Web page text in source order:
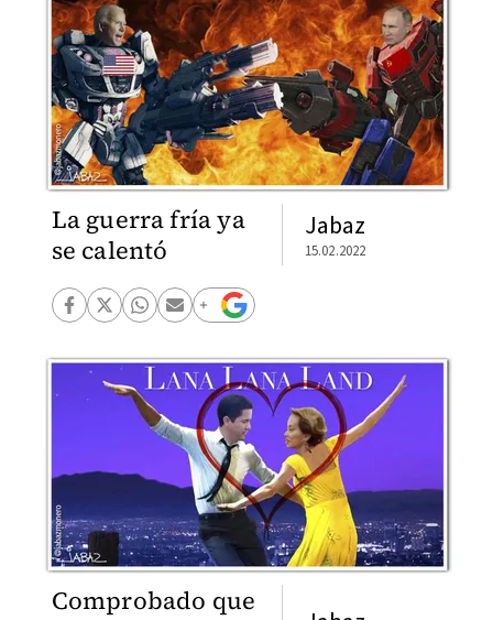
La guerra fría ya
se calentó
Jabaz
15.02.2022
Comprobado que